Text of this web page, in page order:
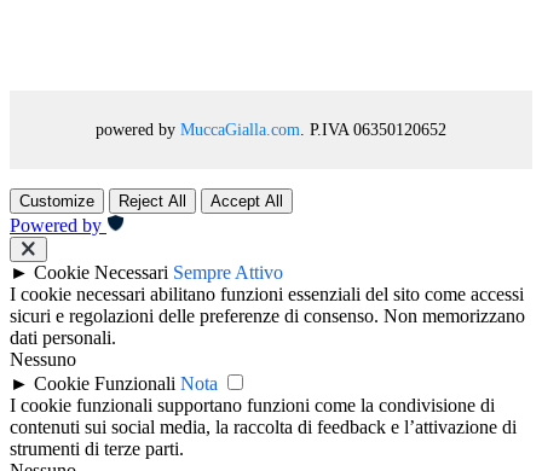
powered by MuccaGialla.com . P.IVA 06350120652
Customize Reject All Accept All
Powered by
► Cookie Necessari Sempre Attivo
I cookie necessari abilitano funzioni essenziali del sito come accessi
sicuri e regolazioni delle preferenze di consenso. Non memorizzano
dati personali.
Nessuno
► Cookie Funzionali Nota
I cookie funzionali supportano funzioni come la condivisione di
contenuti sui social media, la raccolta di feedback e l’attivazione di
strumenti di terze parti.